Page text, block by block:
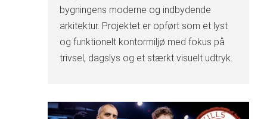
bygningens moderne og indbydende
arkitektur. Projektet er opført som et lyst
og funktionelt kontormiljø med fokus på
trivsel, dagslys og et stærkt visuelt udtryk.